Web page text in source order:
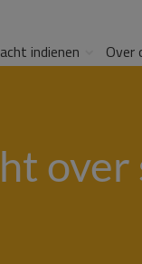
indienen Over